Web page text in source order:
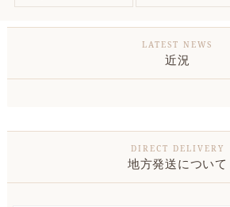
近況
地方発送について